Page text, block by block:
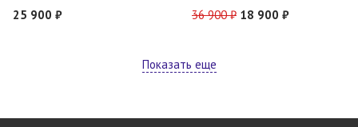
25 900 ₽
36 900 ₽ 18 900 ₽
Показать еще